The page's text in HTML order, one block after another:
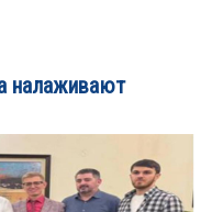
налаживают